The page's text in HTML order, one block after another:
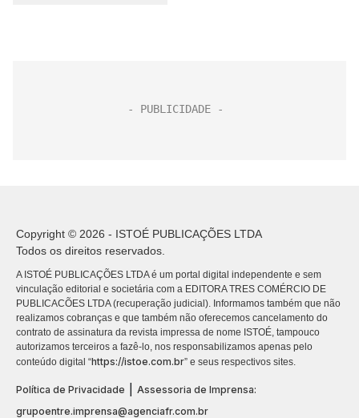
Copyright © 2026 - ISTOÉ PUBLICAÇÕES LTDA
Todos os direitos reservados.
A ISTOÉ PUBLICAÇÕES LTDA é um portal digital independente e sem
vinculação editorial e societária com a EDITORA TRES COMÉRCIO DE
PUBLICACÕES LTDA (recuperação judicial). Informamos também que não
realizamos cobranças e que também não oferecemos cancelamento do
contrato de assinatura da revista impressa de nome ISTOÉ, tampouco
autorizamos terceiros a fazê-lo, nos responsabilizamos apenas pelo
conteúdo digital “https://istoe.com.br” e seus respectivos sites.
Política de Privacidade
Assessoria de Imprensa:
grupoentre.imprensa@agenciafr.com.br